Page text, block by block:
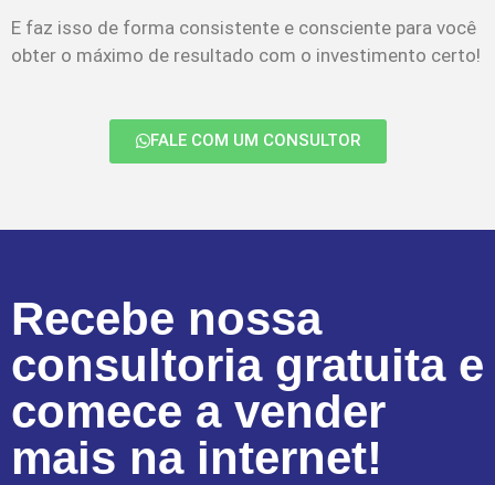
E faz isso de forma consistente e consciente para você
obter o máximo de resultado com o investimento certo!
FALE COM UM CONSULTOR
Recebe nossa
consultoria gratuita e
comece a vender
mais na internet!